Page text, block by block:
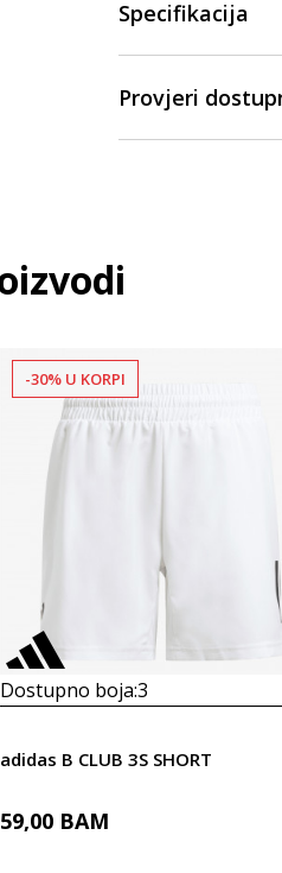
Specifikacija
Provjeri
-30% U KORPI
Dostupno boja:3
adidas B CLUB 3S SHORT
59,00 BAM